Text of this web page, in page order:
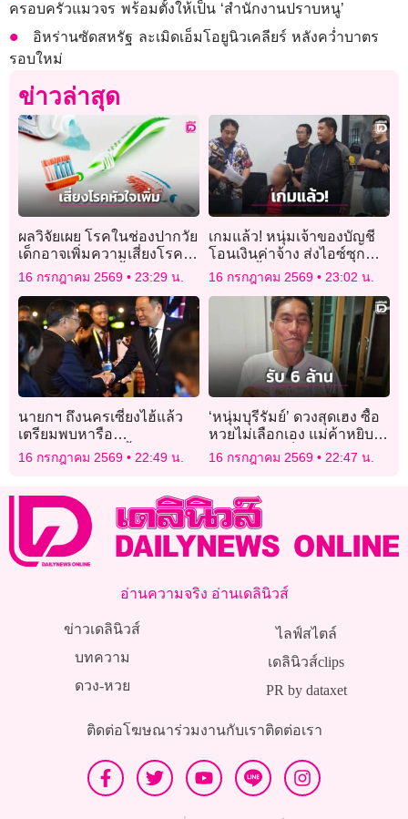
ครอบครัวแมวจร พร้อมตั้งให้เป็น ‘สำนักงานปราบหนู’
อิหร่านซัดสหรัฐ ละเมิดเอ็มโอยูนิวเคลียร์ หลังคว่ำบาตร
รอบใหม่
ข่าวล่าสุด
ผลวิจัยเผย โรคในช่องปากวัย
เด็กอาจเพิ่มความเสี่ยงโรค
หัวใจตอนโตสูงขึ้น 45%
16 กรกฎาคม 2569 23:29 น.
เกมแล้ว! หนุ่มเจ้าของบัญชี
โอนเงินค่าจ้าง ส่งไอซ์ซุก
กระปุกน้ำมะขามเปียกไป
16 กรกฎาคม 2569 23:02 น.
นายกฯ ถึงนครเซี่ยงไฮ้แล้ว
เตรียมพบหารือ
‘ประธานาธิบดีสี จิ้นผิง’
16 กรกฎาคม 2569 22:49 น.
‘หนุ่มบุรีรัมย์’ ดวงสุดเฮง ซื้อ
หวยไม่เลือกเอง แม่ค้าหยิบใส่
มือให้ กลายเป็นรางวัลใหญ่
รับ 6 ล้าน
16 กรกฎาคม 2569 22:47 น.
อ่านความจริง อ่านเดลินิวส์
ข่าวเดลินิวส์
บทความ
ดวง-หวย
ไลฟ์สไตล์
เดลินิวส์clips
PR by dataxet
ติดต่อโฆษณาร่วมงานกับเราติดต่อเรา